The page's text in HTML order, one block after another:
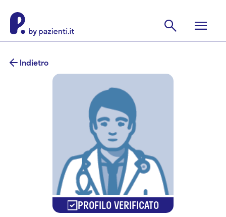
Indietro
PROFILO VERIFICATO